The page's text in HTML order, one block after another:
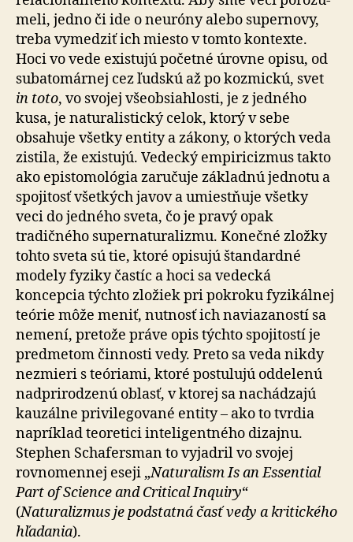
me­li, jedno či ide o neuróny alebo supernovy,
treba vy­me­dziť ich miesto v tomto kontexte.
Hoci vo vede existujú početné úrovne opisu, od
subatomárnej cez ľudskú až po kozmickú, svet
in toto, vo svojej všeobsiahlosti, je z jed­né­ho
kusa, je naturalistický celok, ktorý v sebe
obsahuje všetky entity a zákony, o ktorých veda
zistila, že existujú. Vedecký empiricizmus takto
ako epistomológia zaručuje základnú jednotu a
spojitosť všetkých javov a umiestňuje všetky
veci do jedného sveta, čo je pravý opak
tradičného supernaturalizmu. Konečné zložky
tohto sveta sú tie, ktoré opisujú štandardné
modely fyziky častíc a hoci sa vedecká
koncepcia týchto zložiek pri pokroku fyzikálnej
teórie môže meniť, nutnosť ich naviazaností sa
nemení, pretože práve opis týchto spojitostí je
predmetom činnosti vedy. Preto sa veda nikdy
nezmieri s teóriami, ktoré postulujú oddelenú
nadprirodzenú oblasť, v ktorej sa nachádzajú
kauzálne privilegované entity – ako to tvrdia
napríklad teoretici inteligentného dizajnu.
Stephen Scha­fer­sman to vyjadril vo svojej
rovnomennej eseji „Na­tu­ra­lism Is an Essential
Part of Science and Critical Inquiry“
(Naturalizmus je podstatná časť vedy a kritického
hľa­da­nia).